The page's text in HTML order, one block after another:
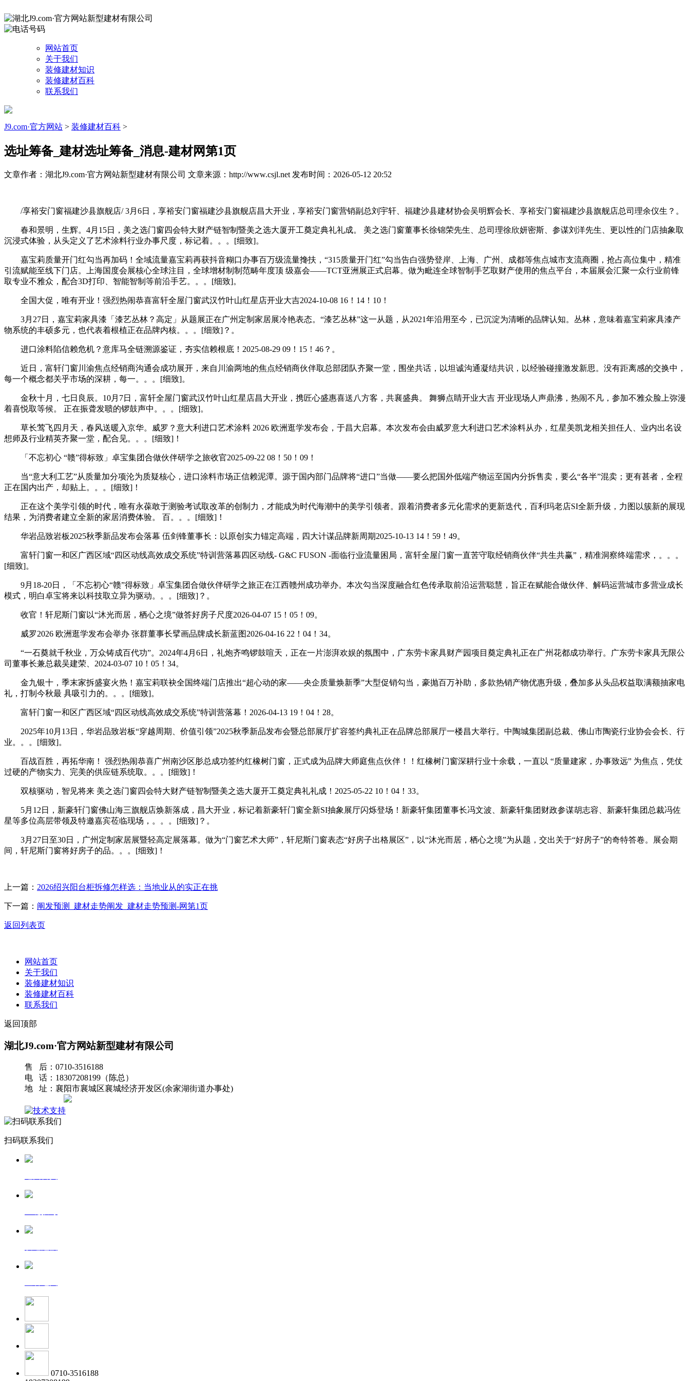
网站首页
关于我们
装修建材知识
装修建材百科
联系我们
J9.com·官方网站 > 装修建材百科 >
选址筹备_建材选址筹备_消息-建材网第1页
文章作者：湖北J9.com·官方网站新型建材有限公司 文章来源：http://www.csjl.net 发布时间：2026-05-12 20:52
/享裕安门窗福建沙县旗舰店/ 3月6日，享裕安门窗福建沙县旗舰店昌大开业，享裕安门窗营销副总刘宇轩、福建沙县建材协会吴明辉会长、享裕安门窗福建沙县旗舰店总司理余仪生？。
春和景明，生辉。4月15日，美之选门窗四会特大财产链智制暨美之选大厦开工奠定典礼礼成。 美之选门窗董事长徐锦荣先生、总司理徐欣妍密斯、参谋刘洋先生、更以性的门店抽象取
沉浸式体验，从头定义了艺术涂料行业办事尺度，标记着。。。[细致]。
嘉宝莉质量开门红勾当再加码！全域流量嘉宝莉再获抖音糊口办事百万级流量搀扶，“315质量开门红”勾当告白强势登岸、上海、广州、成都等焦点城市支流商圈，抢占高位集中，精准
引流赋能至线下门店。上海国度会展核心全球注目，全球增材制制范畴年度顶 级嘉会——TCT亚洲展正式启幕。做为毗连全球智制手艺取财产使用的焦点平台，本届展会汇聚一众行业前锋
取专业不雅众，配合3D打印、智能智制等前沿手艺。。。[细致]。
全国大促，唯有开业！强烈热闹恭喜富轩全屋门窗武汉竹叶山红星店开业大吉2024-10-08 16！14！10！
3月27日，嘉宝莉家具漆「漆艺丛林？高定」从题展正在广州定制家居展冷艳表态。“漆艺丛林”这一从题，从2021年沿用至今，已沉淀为清晰的品牌认知。丛林，意味着嘉宝莉家具漆产
物系统的丰硕多元，也代表着根植正在品牌内核。。。[细致]？。
进口涂料陷信赖危机？意库马全链溯源鉴证，夯实信赖根底！2025-08-29 09！15！46？。
近日，富轩门窗川渝焦点经销商沟通会成功展开，来自川渝两地的焦点经销商伙伴取总部团队齐聚一堂，围坐共话，以坦诚沟通凝结共识，以经验碰撞激发新思。没有距离感的交换中，
每一个概念都关乎市场的深耕，每一。。。[细致]。
金秋十月，七日良辰。10月7日，富轩全屋门窗武汉竹叶山红星店昌大开业，携匠心盛惠喜送八方客，共襄盛典。 舞狮点睛开业大吉 开业现场人声鼎沸，热闹不凡，参加不雅众脸上弥漫
着喜悦取等候。 正在振聋发聩的锣鼓声中。。。[细致]。
草长莺飞四月天，春风送暖入京华。威罗？意大利进口艺术涂料 2026 欧洲逛学发布会，于昌大启幕。本次发布会由威罗意大利进口艺术涂料从办，红星美凯龙相关担任人、业内出名设
想师及行业精英齐聚一堂，配合见。。。[细致]！
「不忘初心 “赣”得标致」卓宝集团合做伙伴研学之旅收官2025-09-22 08！50！09！
当“意大利工艺”从质量加分项沦为质疑核心，进口涂料市场正信赖泥潭。源于国内部门品牌将“进口”当做——要么把国外低端产物运至国内分拆售卖，要么“各半”混卖；更有甚者，全程
正在国内出产，却贴上。。。[细致]！
正在这个美学引领的时代，唯有永葆敢于测验考试取改革的创制力，才能成为时代海潮中的美学引领者。跟着消费者多元化需求的更新迭代，百利玛老店SI全新升级，力图以簇新的展现
结果，为消费者建立全新的家居消费体验。 百。。。[细致]！
华岩品致岩板2025秋季新品发布会落幕 伍剑锋董事长：以原创实力锚定高端，四大计谋品牌新周期2025-10-13 14！59！49。
富轩门窗一和区广西区域“四区动线高效成交系统”特训营落幕四区动线- G&C FUSON -面临行业流量困局，富轩全屋门窗一直苦守取经销商伙伴“共生共赢”，精准洞察终端需求，。。。
[细致]。
9月18-20日，「不忘初心“赣”得标致」卓宝集团合做伙伴研学之旅正在江西赣州成功举办。本次勾当深度融合红色传承取前沿运营聪慧，旨正在赋能合做伙伴、解码运营城市多营业成长
模式，明白卓宝将来以科技取立异为驱动。。。[细致]？。
收官！轩尼斯门窗以“沐光而居，栖心之境”做答好房子尺度2026-04-07 15！05！09。
威罗2026 欧洲逛学发布会举办 张群董事长擘画品牌成长新蓝图2026-04-16 22！04！34。
“一石奠就千秋业，万众铸成百代功”。2024年4月6日，礼炮齐鸣锣鼓喧天，正在一片澎湃欢娱的氛围中，广东劳卡家具财产园项目奠定典礼正在广州花都成功举行。广东劳卡家具无限公
司董事长兼总裁吴建荣、2024-03-07 10！05！34。
金九银十，季末家拆盛宴火热！嘉宝莉联袂全国终端门店推出“超心动的家——央企质量焕新季”大型促销勾当，豪抛百万补助，多款热销产物优惠升级，叠加多从头品权益取满额抽家电
礼，打制今秋最 具吸引力的。。。[细致]。
富轩门窗一和区广西区域“四区动线高效成交系统”特训营落幕！2026-04-13 19！04！28。
2025年10月13日，华岩品致岩板“穿越周期、价值引领”2025秋季新品发布会暨总部展厅扩容签约典礼正在品牌总部展厅一楼昌大举行。中陶城集团副总裁、佛山市陶瓷行业协会会长、行
业。。。[细致]。
百战百胜，再拓华南！ 强烈热闹恭喜广州南沙区肜总成功签约红橡树门窗，正式成为品牌大师庭焦点伙伴！！红橡树门窗深耕行业十余载，一直以 “质量建家，办事致远” 为焦点，凭仗
过硬的产物实力、完美的供应链系统取。。。[细致]！
双核驱动，智见将来 美之选门窗四会特大财产链智制暨美之选大厦开工奠定典礼礼成！2025-05-22 10！04！33。
5月12日，新豪轩门窗佛山海三旗舰店焕新落成，昌大开业，标记着新豪轩门窗全新SI抽象展厅闪烁登场！新豪轩集团董事长冯文波、新豪轩集团财政参谋胡志容、新豪轩集团总裁冯佐
星等多位高层带领及特邀嘉宾莅临现场，。。。[细致]？。
3月27日至30日，广州定制家居展暨轻高定展落幕。做为“门窗艺术大师”，轩尼斯门窗表态“好房子出格展区”，以“沐光而居，栖心之境”为从题，交出关于“好房子”的奇特答卷。展会期
间，轩尼斯门窗将好房子的品。。。[细致]！
上一篇： 2026绍兴阳台柜拆修怎样选：当地业从的实正在挑
下一篇： 阐发预测_建材走势阐发_建材走势预测-网第1页
返回列表页
网站首页
关于我们
装修建材知识
装修建材百科
联系我们
返回顶部
湖北J9.com·官方网站新型建材有限公司
售 后：0710-3516188
电 话：18307208199（陈总）
地 址：襄阳市襄城区襄城经济开发区(余家湖街道办事处)
扫码联系我们
0710-3516188